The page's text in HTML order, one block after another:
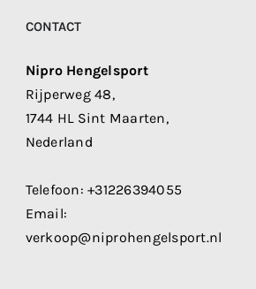
CONTACT
Nipro Hengelsport
Rijperweg 48,
1744 HL Sint Maarten,
Nederland
Telefoon:+31226394055
Email:
verkoop@niprohengelsport.nl